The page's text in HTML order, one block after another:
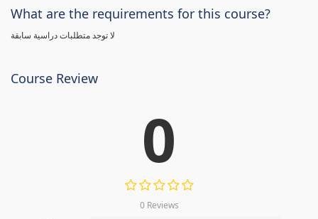
What are the requirements for this course?
لا توجد متطلبات دراسية سابقة
Course Review
0
0 Reviews